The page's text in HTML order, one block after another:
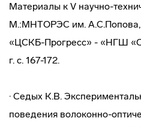
Материалы к V научно-
М.:МНТОРЭС им.
«ЦСКБ-Прогресс» - «НГШ
г. с. 167-172.
· Седых К.В.
поведения волоконно-